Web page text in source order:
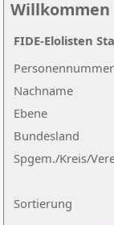
Willkommen
Nachname
Ebene
Sortierung
Personennummer
Bundesland
Spgem./Kreis/
FIDE-Elolisten